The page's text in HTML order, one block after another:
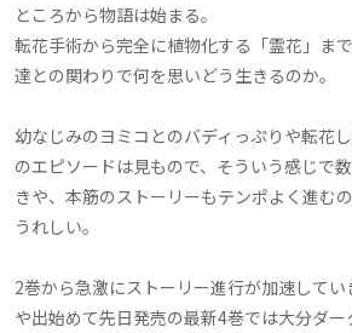
ところから物語は始まる。
転花手術から完全に植物化する「霊花」ま
達との関わりで何を思いどう生きるのか。
幼なじみのヨミコとのバディっぷりや転花
のエピソードは見もので、そういう感じで
きや、本筋のストーリーもテンポよく進む
うれしい。
2巻から急激にストーリー進行が加速して
や出始めて先日発売の最新4巻では大分ダ